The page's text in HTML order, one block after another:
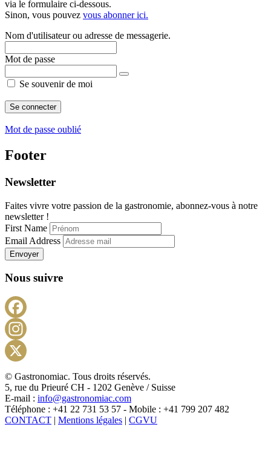
via le formulaire ci-dessous.
Sinon, vous pouvez vous abonner ici.
Nom d'utilisateur ou adresse de messagerie.
Mot de passe
Se souvenir de moi
Mot de passe oublié
Footer
Newsletter
Faites vivre votre passion de la gastronomie, abonnez-vous à notre
newsletter !
First Name
Email Address
Envoyer
Nous suivre
X
© Gastronomiac. Tous droits réservés.
5, rue du Prieuré CH - 1202 Genève / Suisse
E-mail : info@gastronomiac.com
Téléphone : +41 22 731 53 57 - Mobile : +41 799 207 482
CONTACT | Mentions légales | CGVU